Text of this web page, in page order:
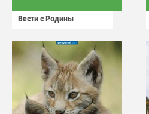
Вести с Родины